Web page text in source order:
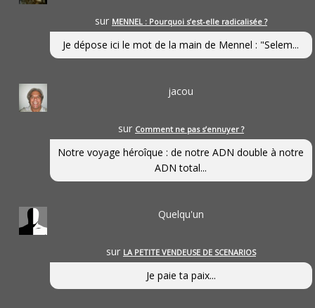
sur MENNEL : Pourquoi s’est-elle radicalisée ?
Je dépose ici le mot de la main de Mennel : "Selem...
jacou
sur Comment ne pas s’ennuyer ?
Notre voyage héroîque : de notre ADN double à notre
ADN total...
Quelqu'un
sur LA PETITE VENDEUSE DE SCENARIOS
Je paie ta paix...